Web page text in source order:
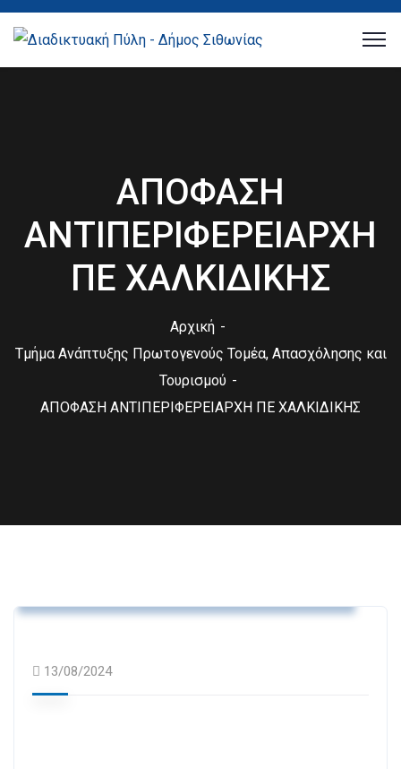
ΑΠΟΦΑΣΗ
ΑΝΤΙΠΕΡΙΦΕΡΕΙΑΡΧΗ
ΠΕ ΧΑΛΚΙΔΙΚΗΣ
Αρχική
Τμήμα Ανάπτυξης Πρωτογενούς Τομέα, Απασχόλησης και
Τουρισμού
ΑΠΟΦΑΣΗ ΑΝΤΙΠΕΡΙΦΕΡΕΙΑΡΧΗ ΠΕ ΧΑΛΚΙΔΙΚΗΣ
13/08/2024